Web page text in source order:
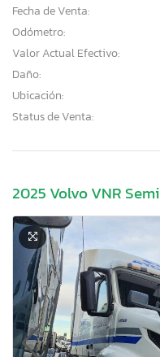
Fecha de Venta:
Odómetro:
Valor Actual Efectivo:
Daño:
Ubicación:
Status de Venta:
2025 Volvo VNR